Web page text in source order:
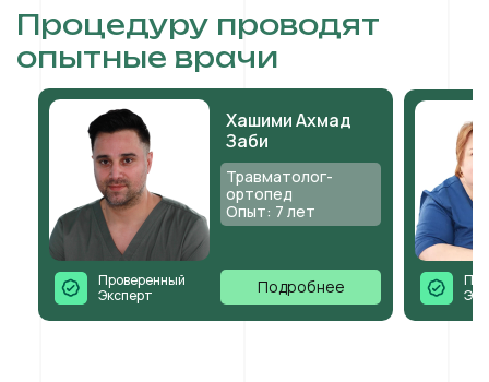
Процедуру проводят
опытные врачи
Проверенный
Эксперт
Хашими Ахмад
Заби
Травматолог-
ортопед
Опыт: 7 лет
Подробнее